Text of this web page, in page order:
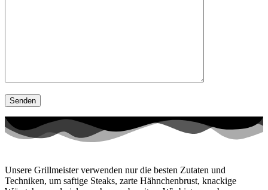
Unsere Grillmeister verwenden nur die besten Zutaten und
Techniken, um saftige Steaks, zarte Hähnchenbrust, knackige